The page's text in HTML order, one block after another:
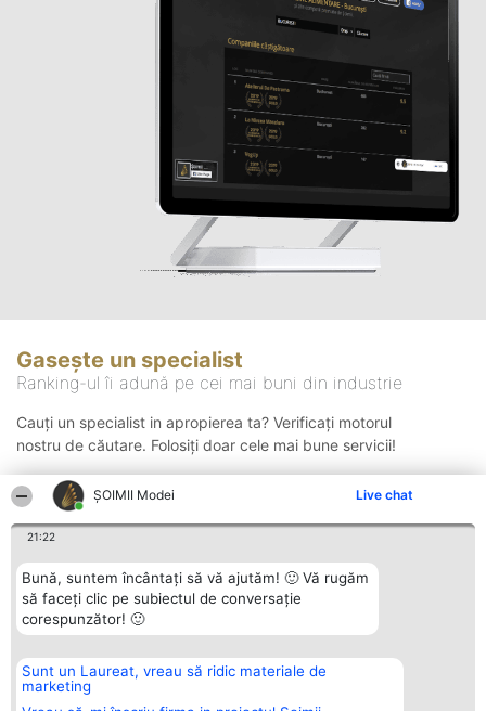
ȘOIMII Modei Live chat
21:22
Bună, suntem încântați să vă ajutăm! 🙂 Vă rugăm
să faceți clic pe subiectul de conversație
corespunzător! 🙂
Sunt un Laureat, vreau să ridic materiale de
marketing
Gasește un specialist
Ranking-ul îi adună pe cei mai buni din industrie
Cauți un specialist in apropierea ta? Verificați motorul
nostru de căutare. Folosiți doar cele mai bune servicii!
Organizator Ranking
BRIGHT SOLUTIONS BR SRL
Aleea Timisul De Sus 2 Bl. A30
Plebiscyt
Lista Tuturor
Contact